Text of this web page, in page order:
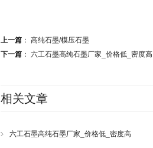
上一篇 ： 高纯石墨/模压石墨
下一篇 ： 六工石墨高纯石墨厂家_价格低_密度高
相关文章
六工石墨高纯石墨厂家_价格低_密度高